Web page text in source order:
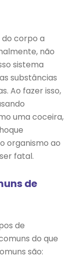
corpo a
não
sistema
substâncias
Ao fazer isso,
uma coceira,
organismo ao
fatal.
de
de
do que
são: